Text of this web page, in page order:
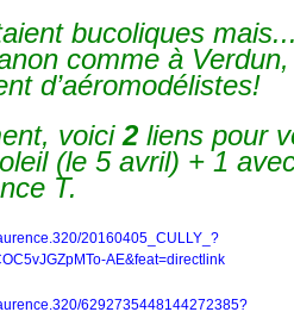
bucoliques
comme à Verdun,
d’aéromodélistes!
voici 2 liens pour
(le 5 avril) + 1
T.
20160405_CULLY_?
AE&feat=directlink
6292735448144272385?